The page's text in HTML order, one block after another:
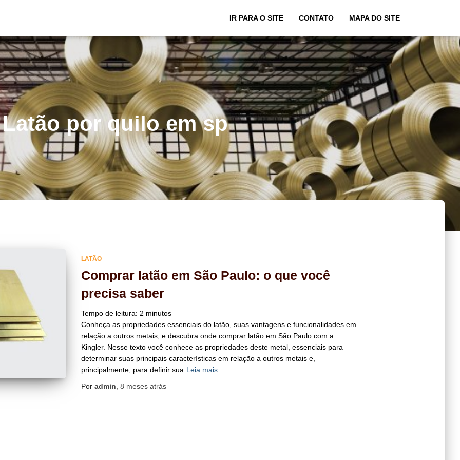
IR PARA O SITE CONTATO MAPA DO SITE
Latão por quilo em sp
LATÃO
Comprar latão em São Paulo: o que você
precisa saber
Tempo de leitura: 2 minutos
Conheça as propriedades essenciais do latão, suas vantagens e funcionalidades em
relação a outros metais, e descubra onde comprar latão em São Paulo com a
Kingler. Nesse texto você conhece as propriedades deste metal, essenciais para
determinar suas principais características em relação a outros metais e,
principalmente, para definir sua Leia mais…
Por admin 8 mesesatrás